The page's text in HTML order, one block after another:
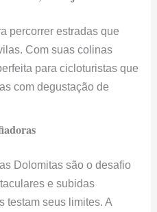
percorrer estradas que
Com suas colinas
para cicloturistas que
com degustação de
Dolomitas são o desafio
e subidas
testam seus limites. A